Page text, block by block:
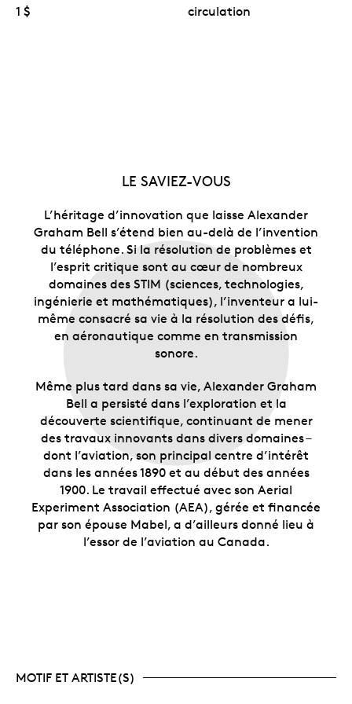
1 $ circulation
LE SAVIEZ-VOUS
L’héritage d’innovation que laisse Alexander
Graham Bell s’étend bien au-delà de l’invention
du téléphone. Si la résolution de problèmes et
l’esprit critique sont au cœur de nombreux
domaines des STIM (sciences, technologies,
ingénierie et mathématiques), l’inventeur a lui-
même consacré sa vie à la résolution des défis,
en aéronautique comme en transmission
sonore.
Même plus tard dans sa vie, Alexander Graham
Bell a persisté dans l’exploration et la
découverte scientifique, continuant de mener
des travaux innovants dans divers domaines –
dont l’aviation, son principal centre d’intérêt
dans les années 1890 et au début des années
1900. Le travail effectué avec son Aerial
Experiment Association (AEA), gérée et financée
par son épouse Mabel, a d’ailleurs donné lieu à
l’essor de l’aviation au Canada.
MOTIF ET ARTISTE(S)